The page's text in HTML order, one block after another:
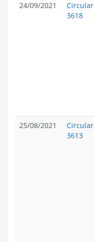
24/09/2021
Circular
3618
25/08/2021
Circular
3613